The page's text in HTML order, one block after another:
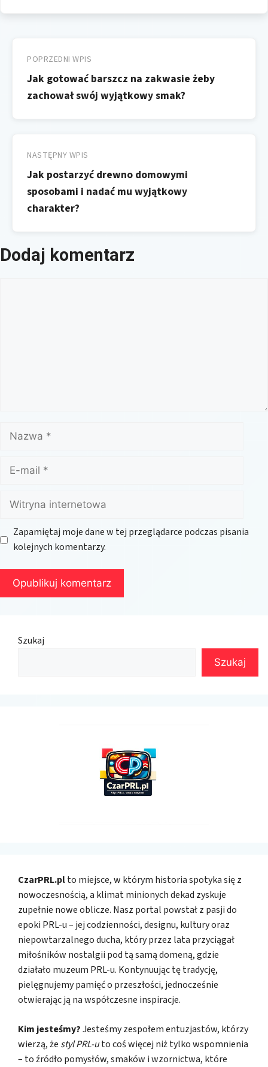
wpisu
POPRZEDNI WPIS
Jak gotować barszcz na zakwasie żeby
zachował swój wyjątkowy smak?
NASTĘPNY WPIS
Jak postarzyć drewno domowymi
sposobami i nadać mu wyjątkowy
charakter?
Dodaj komentarz
Nazwa
mail
Witryna
internetowa
Zapamiętaj moje dane w tej przeglądarce podczas pisania
kolejnych komentarzy.
Szukaj
Szukaj
CzarPRL.plto miejsce, w którym historia spotyka się z
nowoczesnością, a klimat minionych dekad zyskuje
zupełnie nowe oblicze. Nasz portal powstał z pasji do
epoki PRL-u – jej codzienności, designu, kultury oraz
niepowtarzalnego ducha, który przez lata przyciągał
miłośników nostalgii pod tą samą domeną, gdzie
działało muzeum PRL-u. Kontynuując tę tradycję,
pielęgnujemy pamięć o przeszłości, jednocześnie
otwierając ją na współczesne inspiracje.
Kim jesteśmy?Jesteśmy zespołem entuzjastów, którzy
wierzą, że styl PRL-uto coś więcej niż tylko wspomnienia
– to źródło pomysłów, smaków i wzornictwa, które